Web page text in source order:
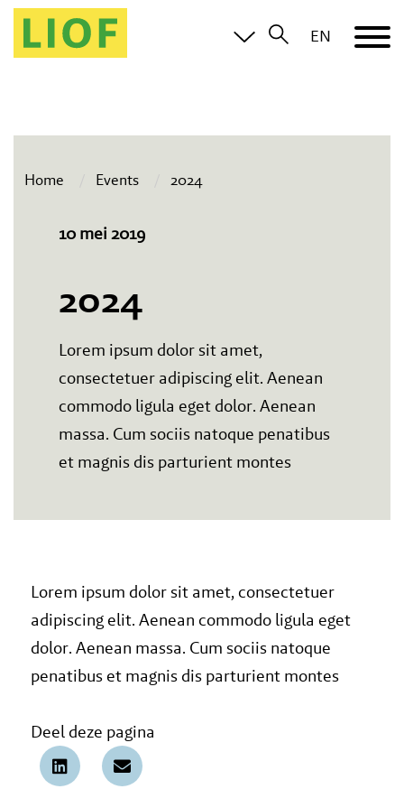
EN
Home Events 2024
10 mei 2019
2024
Lorem ipsum dolor sit amet,
consectetuer adipiscing elit. Aenean
commodo ligula eget dolor. Aenean
massa. Cum sociis natoque penatibus
et magnis dis parturient montes
Lorem ipsum dolor sit amet, consectetuer
adipiscing elit. Aenean commodo ligula eget
dolor. Aenean massa. Cum sociis natoque
penatibus et magnis dis parturient montes
Deel deze pagina